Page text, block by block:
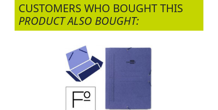
CUSTOMERS WHO BOUGHT THIS
PRODUCT ALSO BOUGHT: